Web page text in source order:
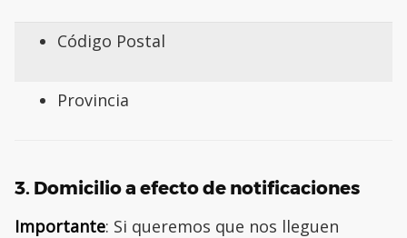
Código Postal
Provincia
3. Domicilio a efecto de notificaciones
Importante: Si queremos que nos lleguen